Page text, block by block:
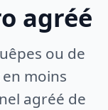
agréé
ou de
moins
agréé de